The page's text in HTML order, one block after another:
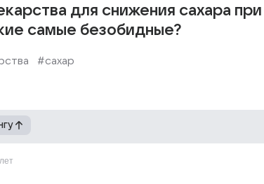
для снижения сахара при
самые безобидные?
#сахар